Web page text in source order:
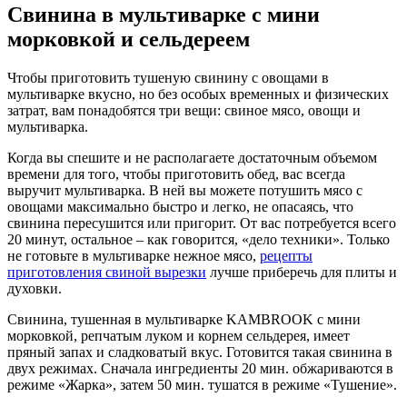
Свинина в мультиварке с мини
морковкой и сельдереем
Чтобы приготовить тушеную свинину с овощами в
мультиварке вкусно, но без особых временных и физических
затрат, вам понадобятся три вещи: свиное мясо, овощи и
мультиварка.
Когда вы спешите и не располагаете достаточным объемом
времени для того, чтобы приготовить обед, вас всегда
выручит мультиварка. В ней вы можете потушить мясо с
овощами максимально быстро и легко, не опасаясь, что
свинина пересушится или пригорит. От вас потребуется всего
20 минут, остальное – как говорится, «дело техники». Только
не готовьте в мультиварке нежное мясо, рецепты
приготовления свиной вырезки лучше приберечь для плиты и
духовки.
Свинина, тушенная в мультиварке KAMBROOK с мини
морковкой, репчатым луком и корнем сельдерея, имеет
пряный запах и сладковатый вкус. Готовится такая свинина в
двух режимах. Сначала ингредиенты 20 мин. обжариваются в
режиме «Жарка», затем 50 мин. тушатся в режиме «Тушение».